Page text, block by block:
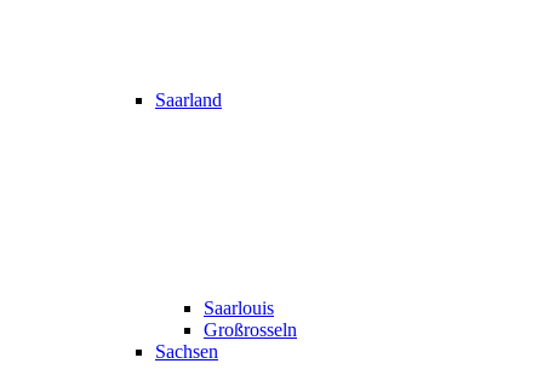
Saarland
Saarlouis
Großrosseln
Sachsen